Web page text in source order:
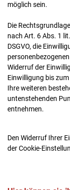
möglich sein.
Die
nach Art. 6 Abs. 1
DSGVO, die
Widerruf der
Einwilligung bis
Ihre weiteren
untenstehenden
entnehmen.
Den Widerruf Ihrer
der Cookie-